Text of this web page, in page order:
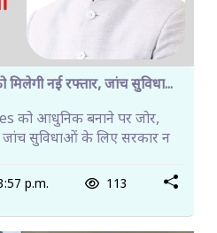
नई रफ्तार, जांच सुविधा...
को आधुनिक बनाने पर जोर,
सुविधाओं के लिए सरकार न
p.m. 113